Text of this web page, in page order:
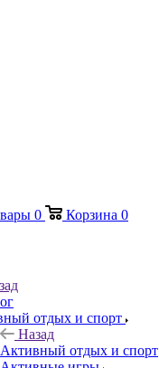
0 Корзина 0
отдых и спорт
Назад
Активный отдых и спорт